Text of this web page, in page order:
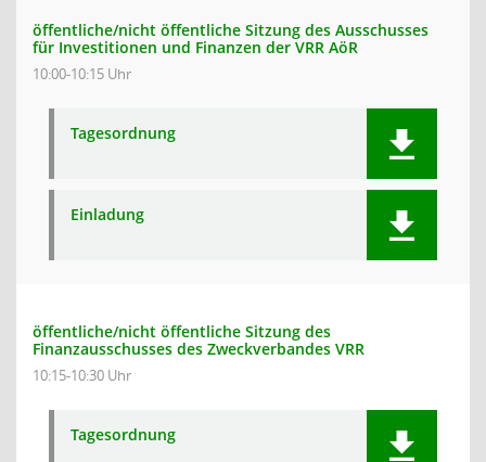
öffentliche/nicht öffentliche Sitzung des Ausschusses
für Investitionen und Finanzen der VRR AöR
10:00-10:15 Uhr
Tagesordnung
Einladung
öffentliche/nicht öffentliche Sitzung des
Finanzausschusses des Zweckverbandes VRR
10:15-10:30 Uhr
Tagesordnung